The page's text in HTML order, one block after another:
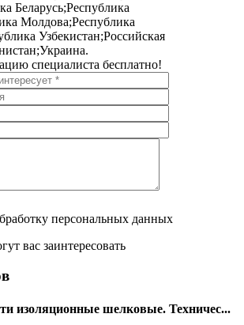
Беларусь;Республика
Молдова;Республика
Узбекистан;Российская
специалиста бесплатно!
персональных данных
вас заинтересовать
изоляционные шелковые. Техничес...